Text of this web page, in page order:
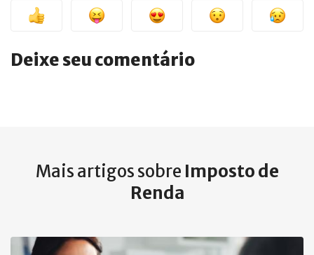
Deixe seu comentário
Mais artigos sobre Imposto de
Renda